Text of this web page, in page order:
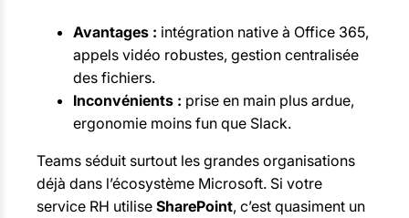
Avantages : intégration native à Office 365,
appels vidéo robustes, gestion centralisée
des fichiers.
Inconvénients : prise en main plus ardue,
ergonomie moins fun que Slack.
Teams séduit surtout les grandes organisations
déjà dans l’écosystème Microsoft. Si votre
service RH utilise SharePoint, c’est quasiment un